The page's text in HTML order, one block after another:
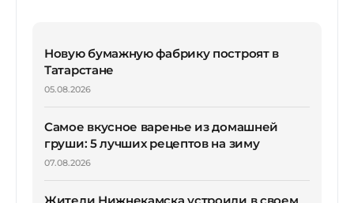
Новую бумажную фабрику построят в
Татарстане
05.08.2026
Самое вкусное варенье из домашней
груши: 5 лучших рецептов на зиму
07.08.2026